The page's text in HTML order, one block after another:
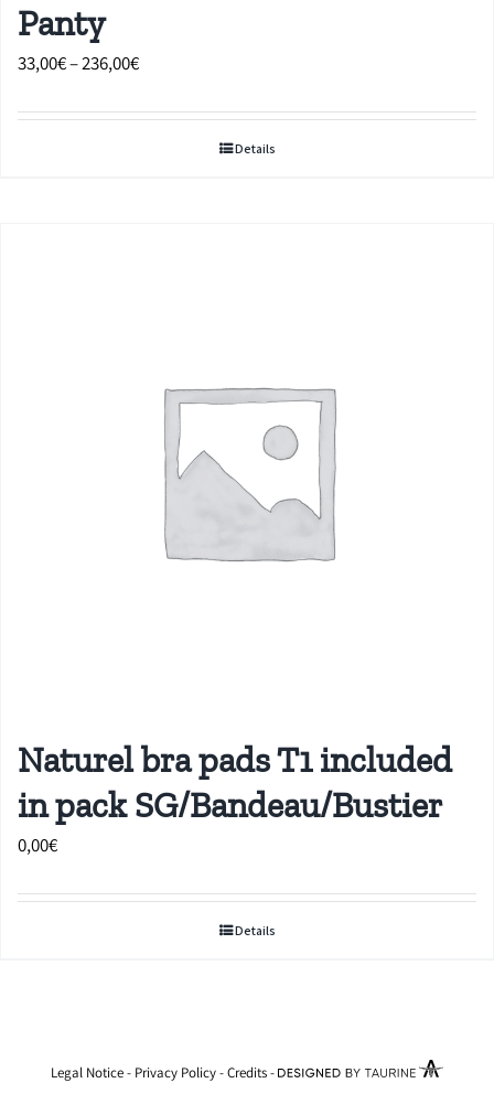
Panty
33,00€–236,00€Price
33,00€
Details
Naturel bra pads T1 included
in pack SG/Bandeau/Bustier
0,00€
Details
Legal Notice- Privacy Policy-Credits-